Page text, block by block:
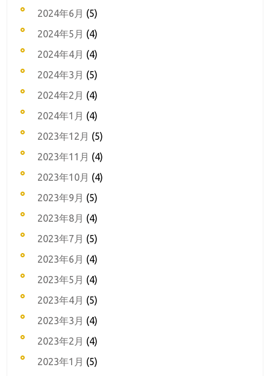
2024年6月 (5)
2024年5月 (4)
2024年4月 (4)
2024年3月 (5)
2024年2月 (4)
2024年1月 (4)
2023年12月 (5)
2023年11月 (4)
2023年10月 (4)
2023年9月 (5)
2023年8月 (4)
2023年7月 (5)
2023年6月 (4)
2023年5月 (4)
2023年4月 (5)
2023年3月 (4)
2023年2月 (4)
2023年1月 (5)